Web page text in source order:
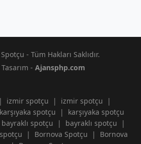
- Tüm Hakları Saklıdır.
- Ajansphp.com
| izmir spotçu | izmir spotçu
|
karşıyaka spotçu |
karşıyaka spotçu
bayraklı spotçu | bayraklı spotçu
|
| Bornova Spotçu |
Bornova